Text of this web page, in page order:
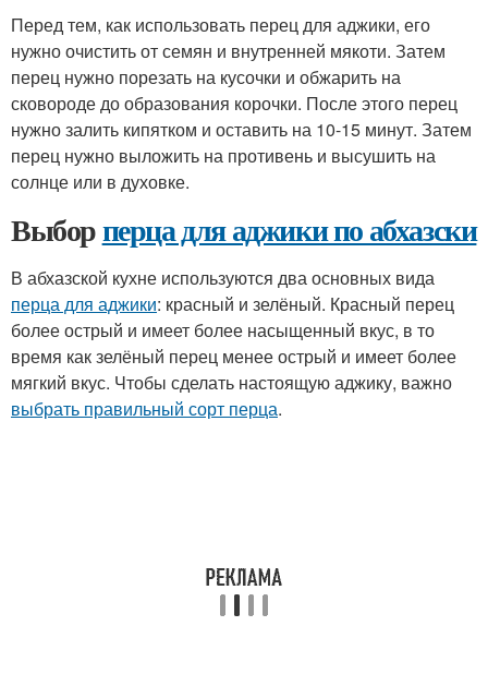
Перед тем, как использовать перец для аджики, его
нужно очистить от семян и внутренней мякоти. Затем
перец нужно порезать на кусочки и обжарить на
сковороде до образования корочки. После этого перец
нужно залить кипятком и оставить на 10-15 минут. Затем
перец нужно выложить на противень и высушить на
солнце или в духовке.
Выборперца для аджики по абхазски
В абхазской кухне используются два основных вида
перца для аджики: красный и зелёный. Красный перец
более острый и имеет более насыщенный вкус, в то
время как зелёный перец менее острый и имеет более
мягкий вкус. Чтобы сделать настоящую аджику, важно
выбрать правильный сорт перца.